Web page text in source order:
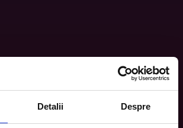
Detalii Despre